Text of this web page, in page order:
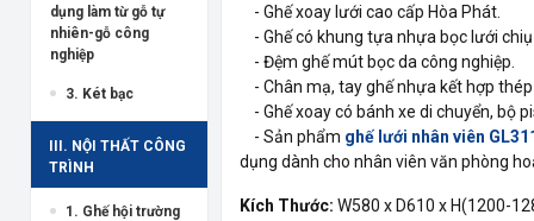
dụng làm từ gỗ tự
nhiên-gỗ công
nghiệp
3. Két bạc
III. NỘI THẤT CÔNG
TRÌNH
1. Ghế hội trường
- Ghế xoay lưới cao cấp Hòa Phát.
- Ghế có khung tựa nhựa bọc lưới
- Đệm ghế mút bọc da công nghiệp.
- Chân mạ, tay ghế nhựa kết hợp
- Ghế xoay có bánh xe di chuyển, bộ
- Sản phẩm ghế lưới nhân viên
dụng dành cho nhân viên văn phòng
Kích Thước: W580 x D610 x H(1200-